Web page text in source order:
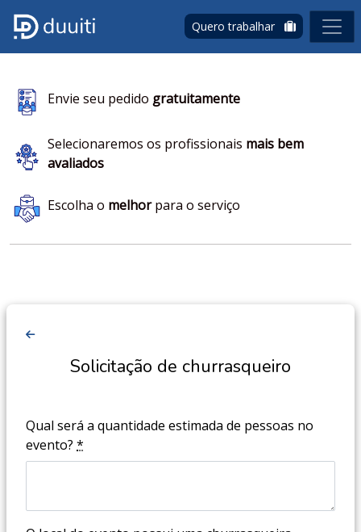
Quero trabalhar
Envie seu pedido gratuitamente
Selecionaremos os profissionais mais bem
avaliados
Escolha o melhorpara o serviço
Solicitação de churrasqueiro
Qual será a quantidade estimada de pessoas no
evento? *